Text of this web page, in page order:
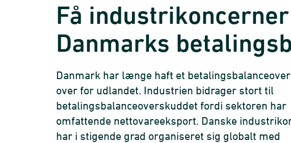
Få
Danmarks
Danmark har længe haft et
over for udlandet. Industrien bidrager stort til
betalingsbalanceoverskuddet fordi sektoren har
omfattende nettovareeksport. Danske
har i stigende grad organiseret sig globalt med